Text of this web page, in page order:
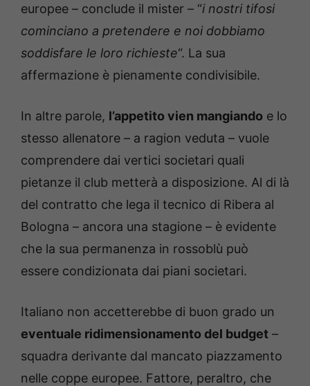
europee – conclude il mister – “i nostri tifosi
cominciano a pretendere e noi dobbiamo
soddisfare le loro richieste“. La sua
affermazione è pienamente condivisibile.
In altre parole, l’appetito vien mangiando e lo
stesso allenatore – a ragion veduta – vuole
comprendere dai vertici societari quali
pietanze il club metterà a disposizione. Al di là
del contratto che lega il tecnico di Ribera al
Bologna – ancora una stagione – è evidente
che la sua permanenza in rossoblù può
essere condizionata dai piani societari.
Italiano non accetterebbe di buon grado un
eventuale ridimensionamento del budget –
squadra derivante dal mancato piazzamento
nelle coppe europee. Fattore, peraltro, che